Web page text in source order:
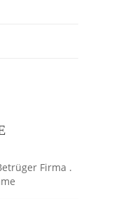
Firma .